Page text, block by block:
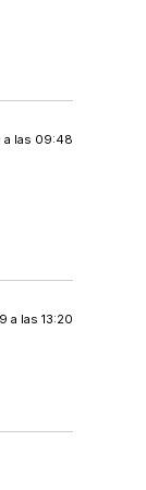
a las 09:48
a las 13:20